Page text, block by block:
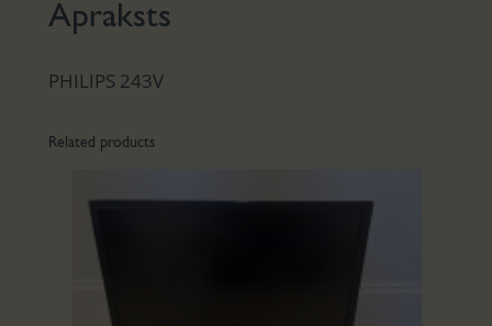
Apraksts
PHILIPS 243V
Related products